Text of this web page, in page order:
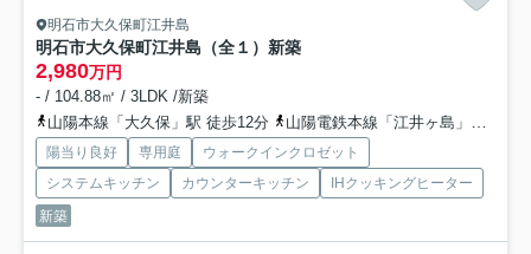
明石市大久保町江井島
明石市大久保町江井島（全１）新築
2,980万円
- / 104.88㎡ / 3LDK /新築
山陽本線「大久保」駅 徒歩12分
山陽電鉄本線「江井ヶ島」駅 徒歩19分
陽当り良好 専用庭
ウォークインクロゼット
システムキッチン
カウンターキッチン
IHクッキングヒーター
新築